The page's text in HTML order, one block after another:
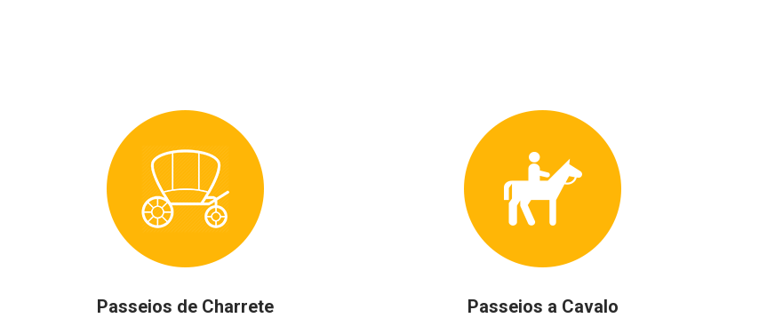
Passeios de Charrete Passeios a Cavalo